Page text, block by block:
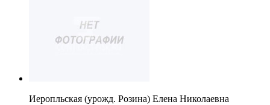
Иеропльская (урожд. Розина) Елена Николаевна